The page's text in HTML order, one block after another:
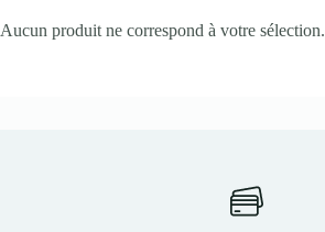
Aucun produit ne correspond à votre sélection.